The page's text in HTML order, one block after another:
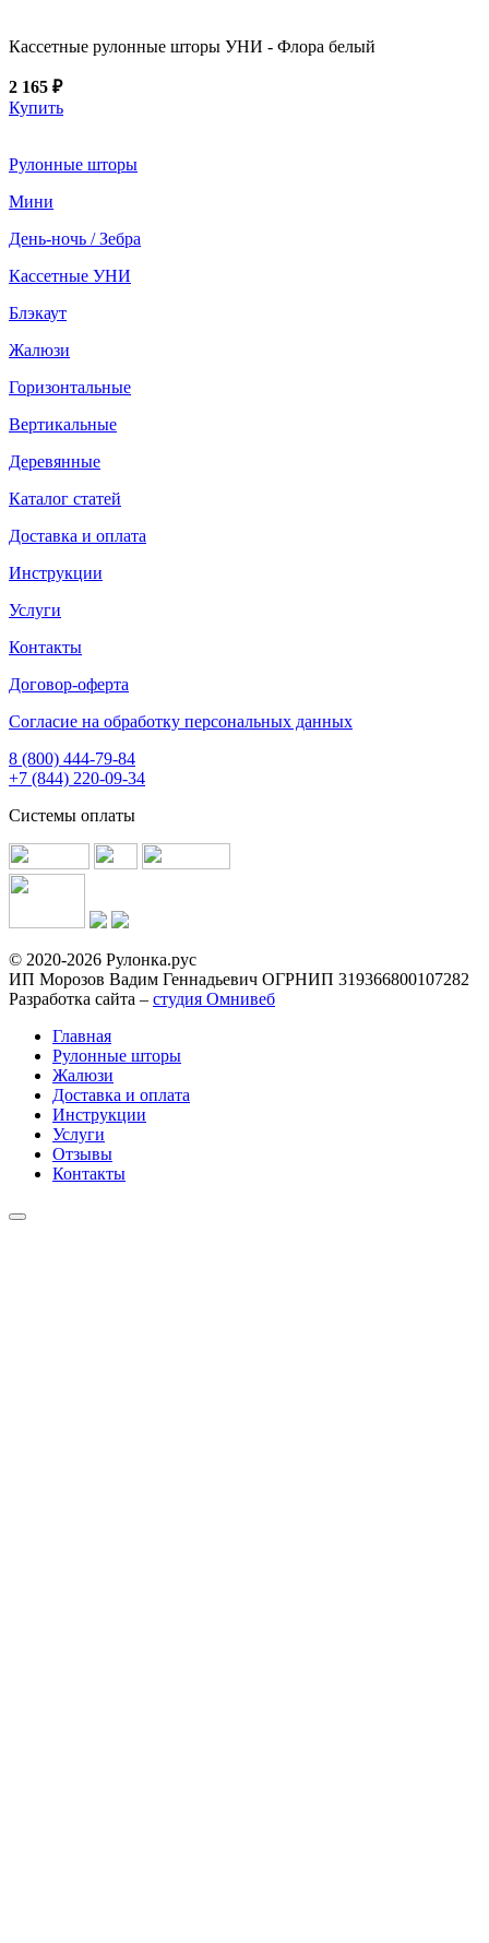
Кассетные рулонные шторы УНИ - Флора белый
2 165 ₽
Купить
Рулонные шторы
Мини
День-ночь / Зебра
Кассетные УНИ
Блэкаут
Жалюзи
Горизонтальные
Вертикальные
Деревянные
Каталог статей
Доставка и оплата
Инструкции
Услуги
Контакты
Договор-оферта
Согласие на обработку персональных данных
8 (800) 444-79-84
+7 (844) 220-09-34
Системы оплаты
© 2020-2026 Рулонка.рус
ИП Морозов Вадим Геннадьевич ОГРНИП 319366800107282
Разработка сайта – студия Омнивеб
Главная
Рулонные шторы
Жалюзи
Доставка и оплата
Инструкции
Услуги
Отзывы
Контакты